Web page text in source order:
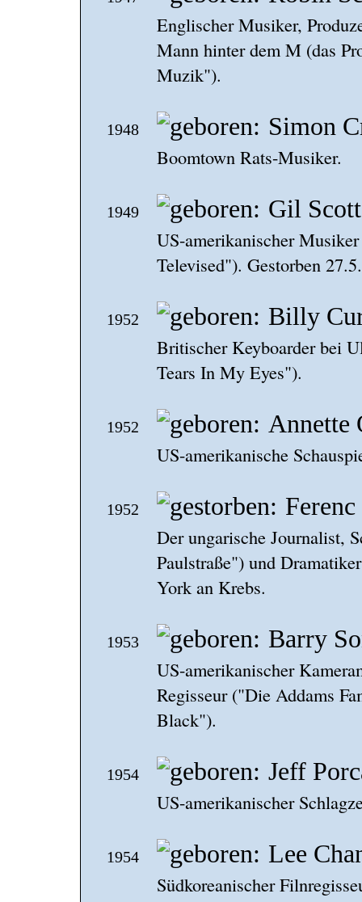
Englischer Musiker,
Mann hinter dem M (das
Muzik").
1948 Simon
Boomtown Rats-Musiker.
1949 Gil
US-amerikanischer
Televised"). Gestorben
1952 Billy
Britischer Keyboarder bei
Tears In My Eyes").
1952 Annette
US-amerikanische
1952
Der ungarische Journalist,
Paulstraße") und
York an Krebs.
1953 Barry
US-amerikanischer
Regisseur ("Die Addams
Black").
1954 Jeff
US-amerikanischer
1954 Lee
Südkoreanischer